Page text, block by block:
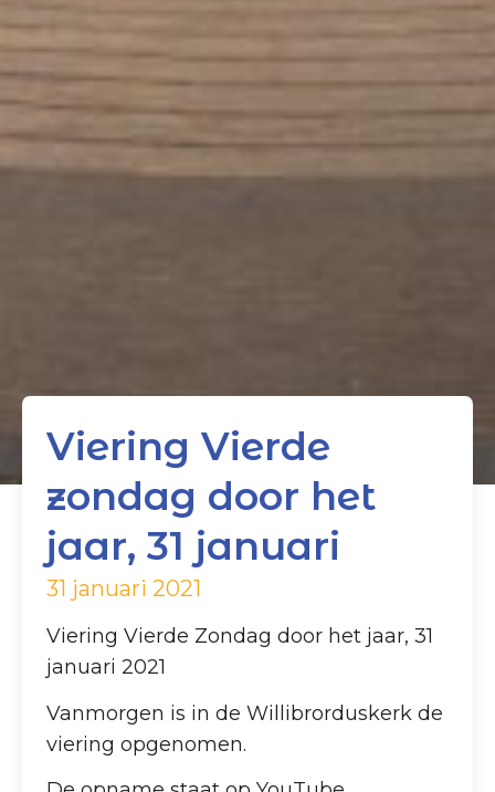
Viering Vierde
zondag door het
jaar, 31 januari
31 januari 2021
Viering Vierde Zondag door het jaar, 31
januari 2021
Vanmorgen is in de Willibrorduskerk de
viering opgenomen.